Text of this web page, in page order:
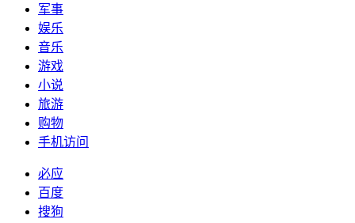
军事
娱乐
音乐
游戏
小说
旅游
购物
手机访问
必应
百度
搜狗